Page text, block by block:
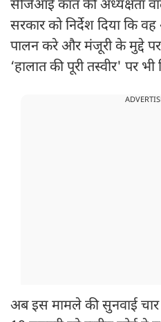
सीजेआई कांत की अध्यक्षता
सरकार को निर्देश दिया कि
पालन करे और मंजूरी के मुद्दे
‘हालात की पूरी तस्वीर' पर
अब इस मामले की सुनवाई